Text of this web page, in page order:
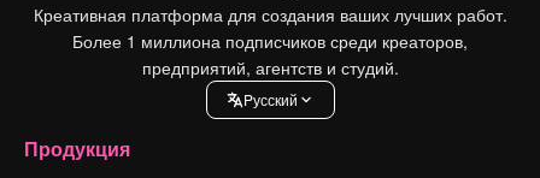
Креативная платформа для создания ваших лучших работ.
Более 1 миллиона подписчиков среди креаторов,
предприятий, агентств и студий.
Pусский
Продукция